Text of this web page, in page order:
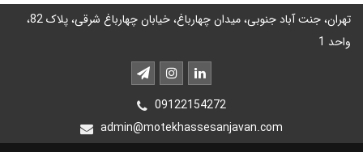
تهران، جنت آباد جنوبی، میدان چهارباغ، خیابان چهارباغ شرقی، پلاک 82،
واحد 1
09122154272
admin@motekhassesanjavan.com